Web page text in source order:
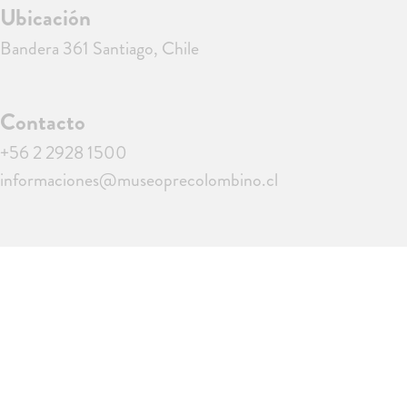
Ubicación
Bandera 361 Santiago, Chile
Contacto
+56 2 2928 1500
informaciones@museoprecolombino.cl